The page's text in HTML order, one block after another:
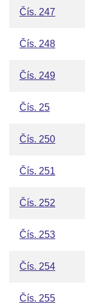
Čís. 247
Čís. 248
Čís. 249
Čís. 25
Čís. 250
Čís. 251
Čís. 252
Čís. 253
Čís. 254
Čís. 255